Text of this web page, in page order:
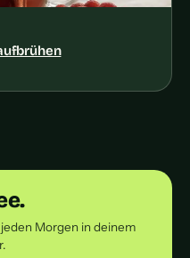
Morgen in deinem